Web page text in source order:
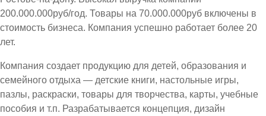
200.000.000руб/год. Товары на 70.000.000руб включены в
стоимость бизнеса. Компания успешно работает более 20
лет.
Компания создает продукцию для детей, образования и
семейного отдыха — детские книги, настольные игры,
пазлы, раскраски, товары для творчества, карты, учебные
пособия и т.п. Разрабатывается концепция, дизайн